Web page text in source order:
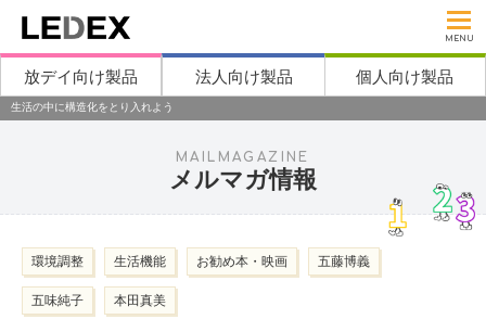
MENU
放デイ向け製品 法人向け製品 個人向け製品
生活の中に構造化をとり入れよう
MAILMAGAZINE
メルマガ情報
環境調整 生活機能 お勧め本・映画 五藤博義
五味純子 本田真美